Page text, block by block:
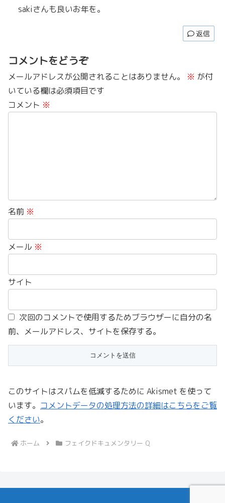
sakiさんも良いお年を。
返信
コメントをどうぞ
メールアドレスが公開されることはありません。 ※ が付
いている欄は必須項目です
コメント ※
名前 ※
メール ※
サイト
次回のコメントで使用するためブラウザーに自分の名
前、メールアドレス、サイトを保存する。
このサイトはスパムを低減するために Akismet を使って
います。 コメントデータの処理方法の詳細はこちらをご覧
ください。
ホーム フェイクドキュメンタリー Q